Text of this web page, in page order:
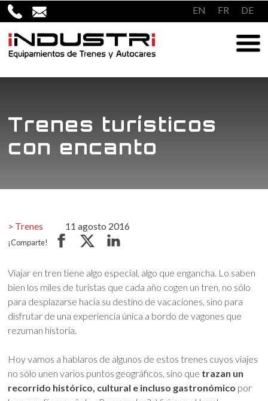
Saltar
al
contenido
EN FR DE
Trenes turísticos
con encanto
Trenes 11 agosto 2016
¡Comparte!
Viajar en tren tiene algo especial, algo que engancha. Lo saben
bien los miles de turistas que cada año cogen un tren, no sólo
para desplazarse hacia su destino de vacaciones, sino para
disfrutar de una experiencia única a bordo de vagones que
rezuman historia.
Hoy vamos a hablaros de algunos de estos trenes cuyos viajes
no sólo unen varios puntos geográficos, sino que trazan un
recorrido histórico, cultural e incluso gastronómico por